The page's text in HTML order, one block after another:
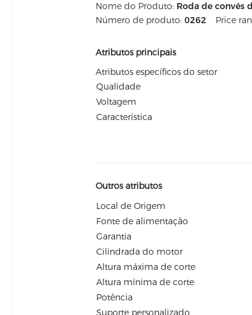
Nome do Produto: Roda de convés
Número de produto: 0262 Price
Atributos principais
Atributos específicos do setor
Qualidade
Voltagem
Característica
Outros atributos
Local de Origem
Fonte de alimentação
Garantia
Cilindrada do motor
Altura máxima de corte
Altura mínima de corte
Potência
Suporte personalizado